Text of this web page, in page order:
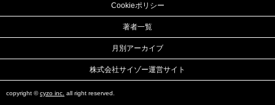
Cookieポリシー
著者一覧
月別アーカイブ
株式会社サイゾー運営サイト
copyright ©cyzo inc. all right reserved.